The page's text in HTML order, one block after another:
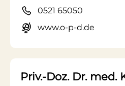
0521 65050
www.o-p-d.de
Priv.-Doz. Dr. med.